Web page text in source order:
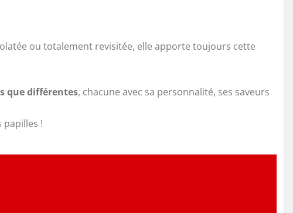
ou totalement revisitée, elle apporte toujours cette
que différentes, chacune avec sa personnalité, ses saveurs
!